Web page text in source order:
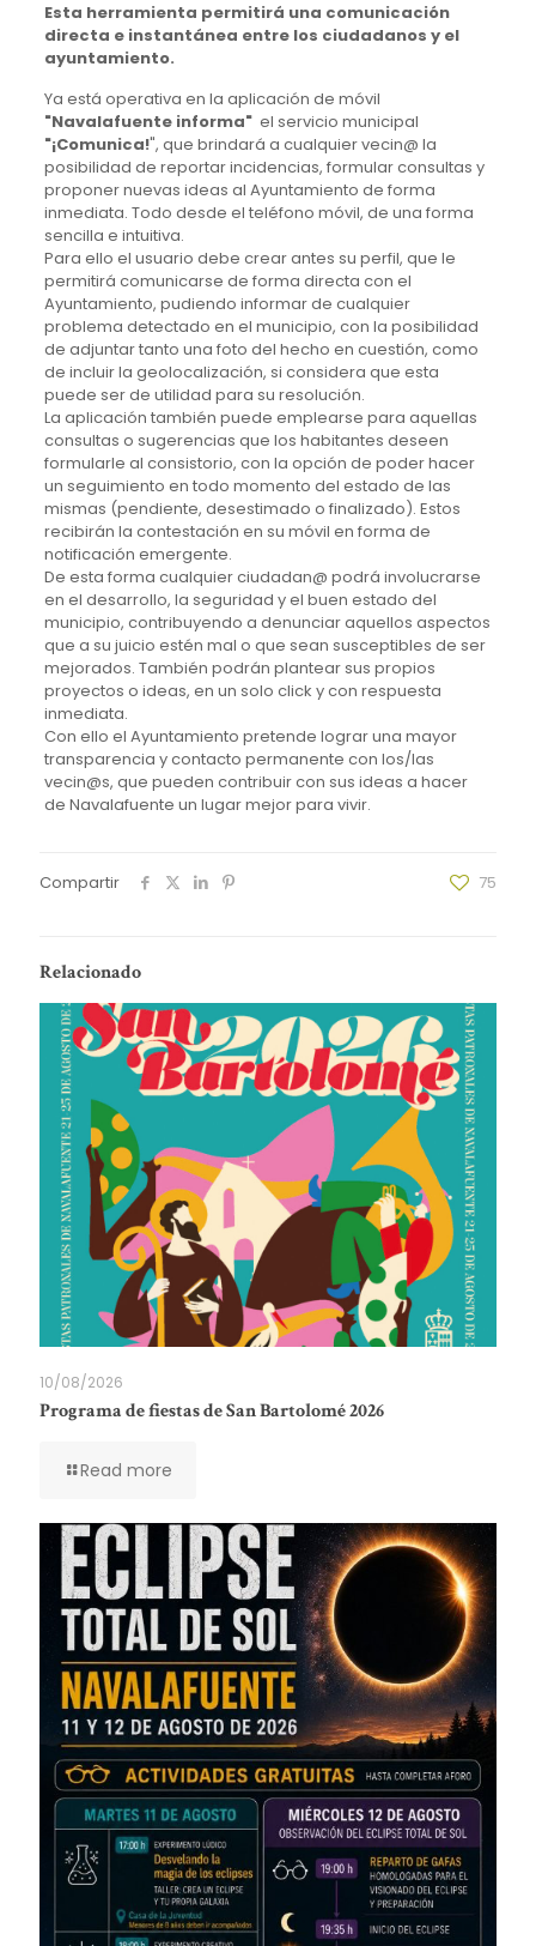
Esta herramienta permitirá una comunicación
directa e instantánea entre los ciudadanos y el
ayuntamiento.
Ya está operativa en la aplicación de móvil
"Navalafuente informa" el servicio municipal
"¡Comunica!", que brindará a cualquier vecin@ la
posibilidad de reportar incidencias, formular consultas y
proponer nuevas ideas al Ayuntamiento de forma
inmediata. Todo desde el teléfono móvil, de una forma
sencilla e intuitiva.
Para ello el usuario debe crear antes su perfil, que le
permitirá comunicarse de forma directa con el
Ayuntamiento, pudiendo informar de cualquier
problema detectado en el municipio, con la posibilidad
de adjuntar tanto una foto del hecho en cuestión, como
de incluir la geolocalización, si considera que esta
puede ser de utilidad para su resolución.
La aplicación también puede emplearse para aquellas
consultas o sugerencias que los habitantes deseen
formularle al consistorio, con la opción de poder hacer
un seguimiento en todo momento del estado de las
mismas (pendiente, desestimado o finalizado). Estos
recibirán la contestación en su móvil en forma de
notificación emergente.
De esta forma cualquier ciudadan@ podrá involucrarse
en el desarrollo, la seguridad y el buen estado del
municipio, contribuyendo a denunciar aquellos aspectos
que a su juicio estén mal o que sean susceptibles de ser
mejorados. También podrán plantear sus propios
proyectos o ideas, en un solo click y con respuesta
inmediata.
Con ello el Ayuntamiento pretende lograr una mayor
transparencia y contacto permanente con los/las
vecin@s, que pueden contribuir con sus ideas a hacer
de Navalafuente un lugar mejor para vivir.
Compartir 75
Relacionado
10/08/2026
Programa de fiestas de San Bartolomé 2026
Read more